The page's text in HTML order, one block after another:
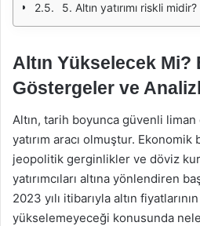
5. Altın yatırımı riskli midir?
Altın Yükselecek Mi?
Göstergeler ve
Altın, tarih boyunca güvenli
yatırım aracı olmuştur.
jeopolitik gerginlikler ve döviz
yatırımcıları altına yönlendiren
2023 yılı itibarıyla altın
yükselemeyeceği konusunda